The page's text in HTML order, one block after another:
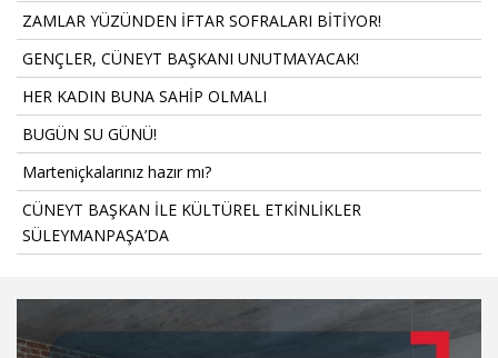
ZAMLAR YÜZÜNDEN İFTAR SOFRALARI BİTİYOR!
GENÇLER, CÜNEYT BAŞKANI UNUTMAYACAK!
HER KADIN BUNA SAHİP OLMALI
BUGÜN SU GÜNÜ!
Marteniçkalarınız hazır mı?
CÜNEYT BAŞKAN İLE KÜLTÜREL ETKİNLİKLER
SÜLEYMANPAŞA’DA